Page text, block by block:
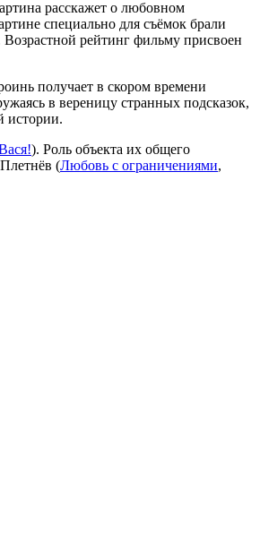
расскажет о любовном
специально для съёмок брали
рейтинг фильму присвоен
получает в скором времени
в вереницу странных подсказок,
истории.
). Роль объекта их общего
(Любовь с ограничениями,